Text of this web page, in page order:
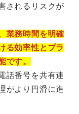
されるリスクが
業務時間を明確
る効率性とプラ
です。
話番号を共有連
がより円滑に進